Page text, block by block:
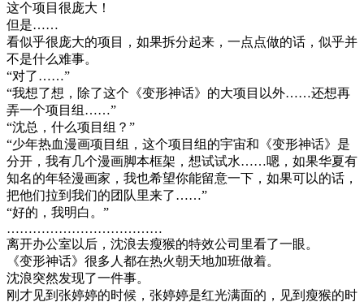
这个项目很庞大！
但是……
看似乎很庞大的项目，如果拆分起来，一点点做的话，似乎并
不是什么难事。
“对了……”
“我想了想，除了这个《变形神话》的大项目以外……还想再
弄一个项目组……”
“沈总，什么项目组？”
“少年热血漫画项目组，这个项目组的宇宙和《变形神话》是
分开，我有几个漫画脚本框架，想试试水……嗯，如果华夏有
知名的年轻漫画家，我也希望你能留意一下，如果可以的话，
把他们拉到我们的团队里来了……”
“好的，我明白。”
………………………………
离开办公室以后，沈浪去瘦猴的特效公司里看了一眼。
《变形神话》很多人都在热火朝天地加班做着。
沈浪突然发现了一件事。
刚才见到张婷婷的时候，张婷婷是红光满面的，见到瘦猴的时